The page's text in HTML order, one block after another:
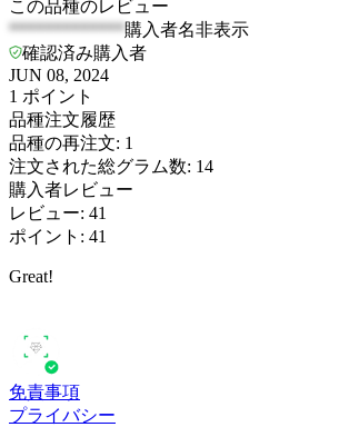
この品種のレビュー
*************購入者名非表示
確認済み購入者
JUN 08, 2024
1 ポイント
品種注文履歴
品種の再注文: 1
注文された総グラム数: 14
購入者レビュー
レビュー: 41
ポイント : 41
Great!
免責事項
プライバシー